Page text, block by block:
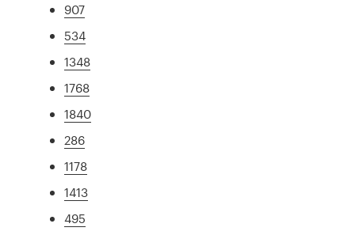
907
534
1348
1768
1840
286
1178
1413
495